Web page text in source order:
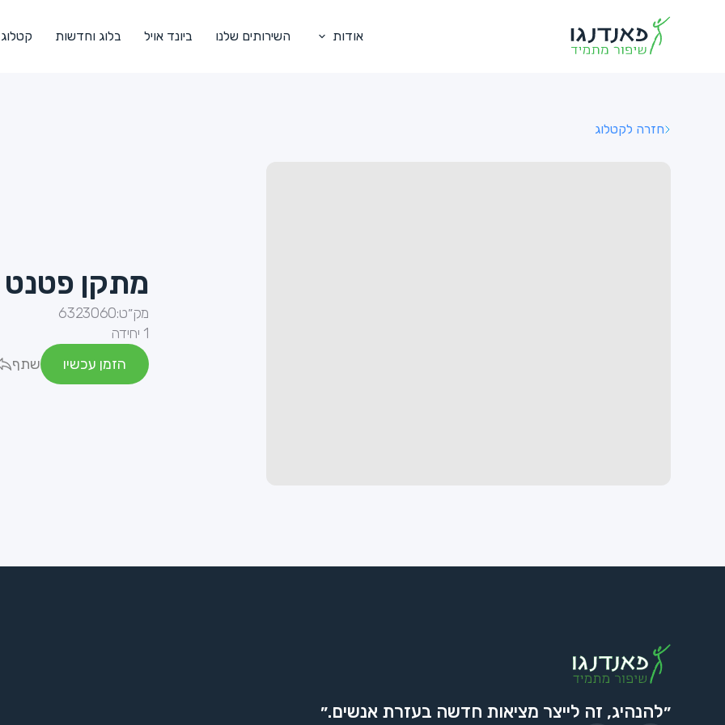
אודות השירותים שלנו ביונד אויל בלוג וחדשות קטלוג
חזרה לקטלוג
מתקן פטנט
מק״ט:6323060
1 יחידה
הזמן עכשיו
שתף
״להנהיג, זה לייצר מציאות חדשה בעזרת אנשים.״